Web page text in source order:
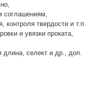
соглашениям,
контроля твердости и т.п.
и увязки проката,
длина, селект и др., доп.